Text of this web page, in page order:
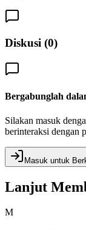
Diskusi (0)
Bergabunglah
Silakan masuk
berinteraksi dengan
Masuk untuk
Lanjut
M